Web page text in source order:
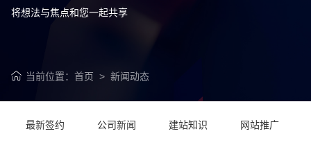
将想法与焦点和您一起共享
当前位置： 首页 > 新闻动态
最新签约 公司新闻 建站知识 网站推广